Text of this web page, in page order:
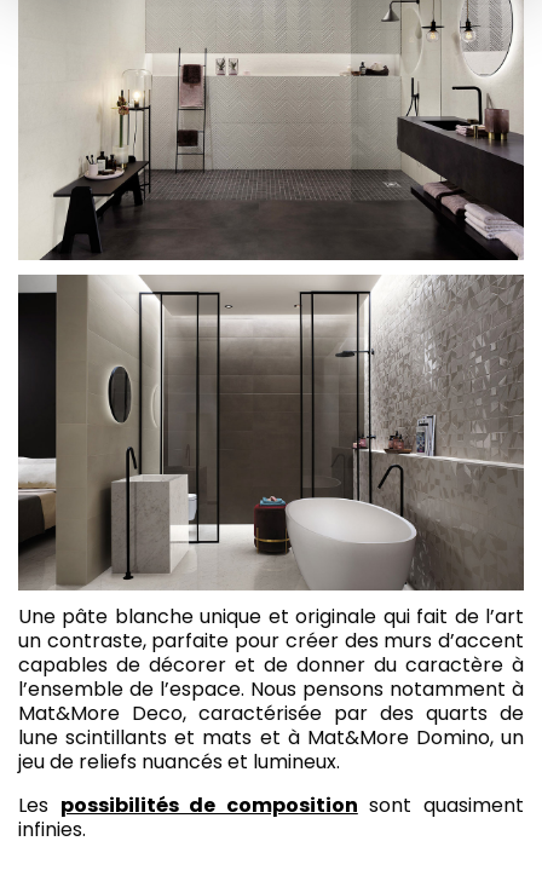
Une pâte blanche unique et originale qui fait de l’art
un contraste, parfaite pour créer des murs d’accent
capables de décorer et de donner du caractère à
l’ensemble de l’espace. Nous pensons notamment à
Mat&More Deco, caractérisée par des quarts de
lune scintillants et mats et à Mat&More Domino, un
jeu de reliefs nuancés et lumineux.
Les possibilités de composition sont quasiment
infinies.